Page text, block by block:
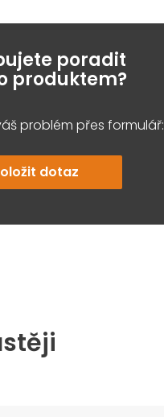
poradit
produktem?
problém přes formulář:
dotaz